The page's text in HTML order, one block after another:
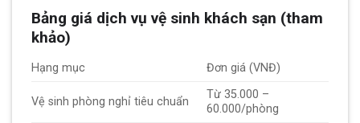
Bảng giá dịch vụ vệ sinh khách sạn (tham
khảo)
Hạng mục Đơn giá (VNĐ)
Vệ sinh phòng nghỉ tiêu chuẩn
Từ 35.000 –
60.000/phòng